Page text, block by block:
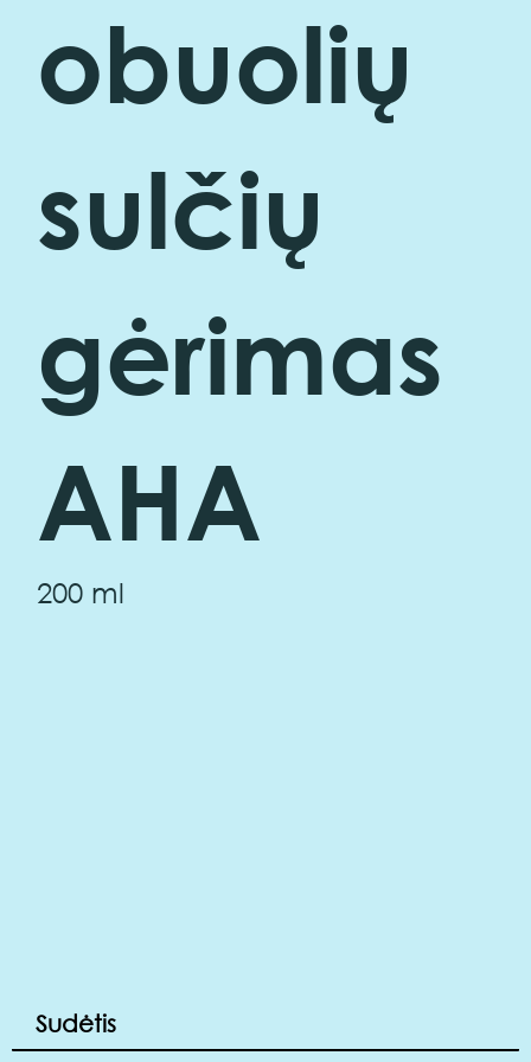
obuolių
sulčių
gėrimas
AHA
Sudėtis
200 ml